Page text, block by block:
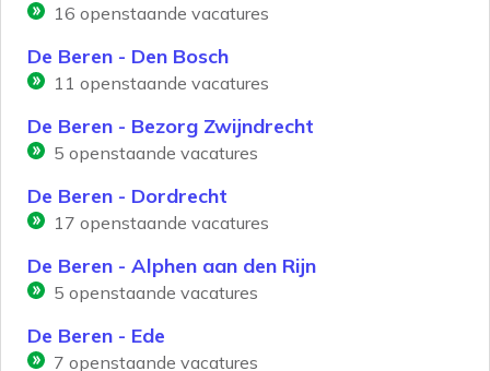
16 openstaande vacatures
De Beren - Den Bosch
11 openstaande vacatures
De Beren - Bezorg Zwijndrecht
5 openstaande vacatures
De Beren - Dordrecht
17 openstaande vacatures
De Beren - Alphen aan den Rijn
5 openstaande vacatures
De Beren - Ede
7 openstaande vacatures